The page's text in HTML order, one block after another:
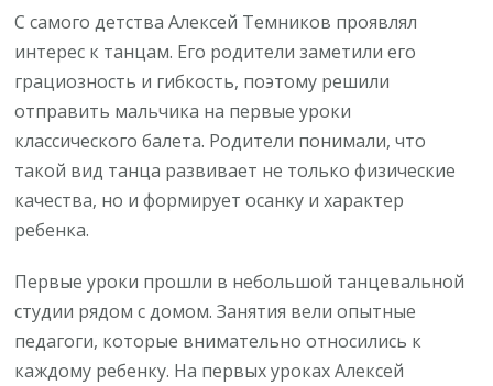
С самого детства Алексей Темников проявлял
интерес к танцам. Его родители заметили его
грациозность и гибкость, поэтому решили
отправить мальчика на первые уроки
классического балета. Родители понимали, что
такой вид танца развивает не только физические
качества, но и формирует осанку и характер
ребенка.
Первые уроки прошли в небольшой танцевальной
студии рядом с домом. Занятия вели опытные
педагоги, которые внимательно относились к
каждому ребенку. На первых уроках Алексей